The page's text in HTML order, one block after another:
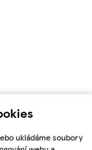
ukládáme soubory